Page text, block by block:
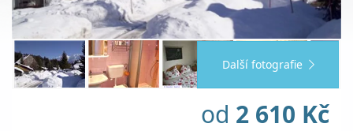
Další fotografie
od 2 610 Kč